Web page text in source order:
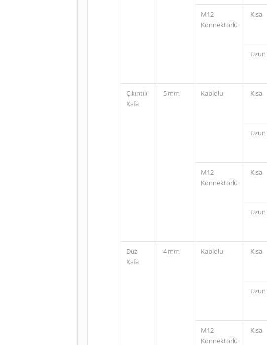
M12
Konnektörlü
Kısa
Uzun
Çıkıntılı
Kafa
5 mm Kablolu Kısa
Uzun
M12
Konnektörlü
Kısa
Uzun
Düz
Kafa
4 mm Kablolu Kısa
Uzun
M12
Konnektörlü
Kısa